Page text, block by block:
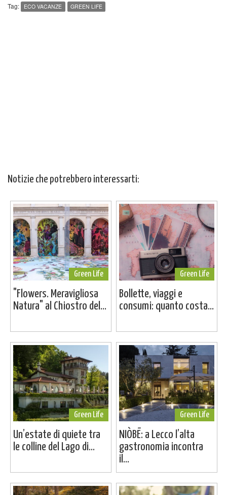
Tag: ECO VACANZE GREEN LIFE
Notizie che potrebbero interessarti:
Green Life
"Flowers. Meravigliosa
Natura" al Chiostro del...
Green Life
Bollette, viaggi e
consumi: quanto costa...
Green Life
Un’estate di quiete tra
le colline del Lago di...
Green Life
NIÒBĒ: a Lecco l’alta
gastronomia incontra
il...